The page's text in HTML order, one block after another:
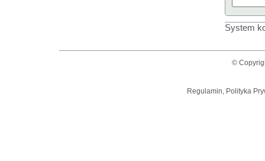
System
©
Regulamin, Polityka